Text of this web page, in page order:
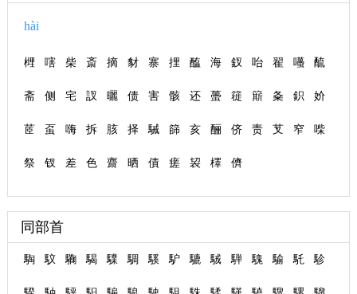
hài
榸 嗐 柴 斎 摘 豺 寨 捚 醢 海 釵 咍 翟 囆 酼
斋 侧 宅 訍 曬 债 害 骸 还 蠆 簁 簛 夈 鉙 妎
茝 虿 嗨 拆 胲 择 駴 篩 亥 酾 侪 责 芆 窄 喍
祭 钗 差 色 齋 晒 債 瘥 袃 檡 儕
同部首
騊 馼 驧 騔 驜 騆 騱 馿 騼 駥 騨 騩 騟 馲 駗